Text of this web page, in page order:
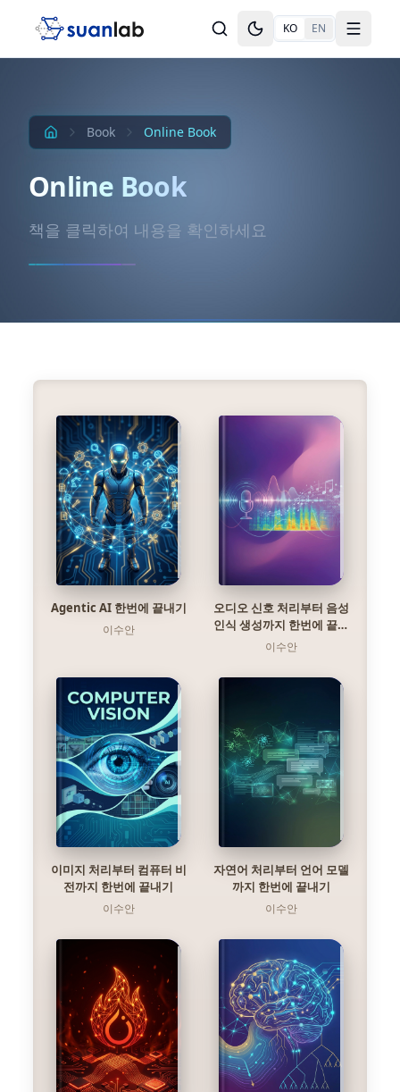
Toggle theme
KO EN Toggle
Book Online Book
Online Book
책을 클릭하여 내용을 확인하세요
Agentic AI 한번에 끝내기
이수안
오디오 신호 처리부터 음성
인식 생성까지 한번에 끝내
기
이수안
이미지 처리부터 컴퓨터 비
전까지 한번에 끝내기
이수안
자연어 처리부터 언어 모델
까지 한번에 끝내기
이수안